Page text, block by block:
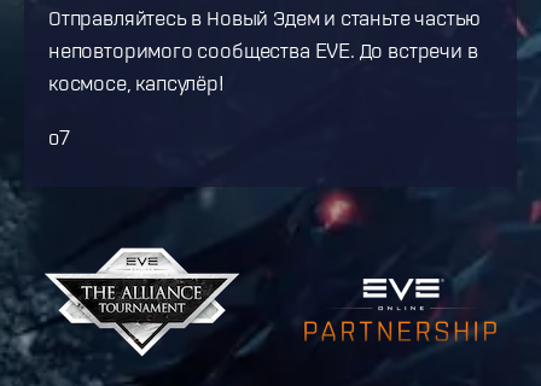
Отправляйтесь в Новый Эдем и станьте частью
неповторимого сообщества EVE. До встречи в
космосе, капсулёр!
o7